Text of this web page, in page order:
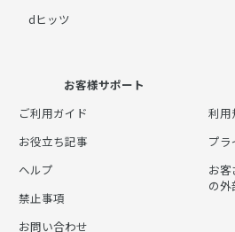
dヒッツ
お客様サポート
ご利用ガイド
お役立ち記事
ヘルプ
禁止事項
お問い合わせ
利用
プラ
お
の外